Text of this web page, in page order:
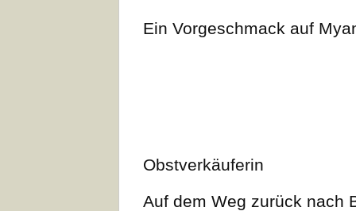
Ein Vorgeschmack auf
Obstverkäuferin
Auf dem Weg zurück nach